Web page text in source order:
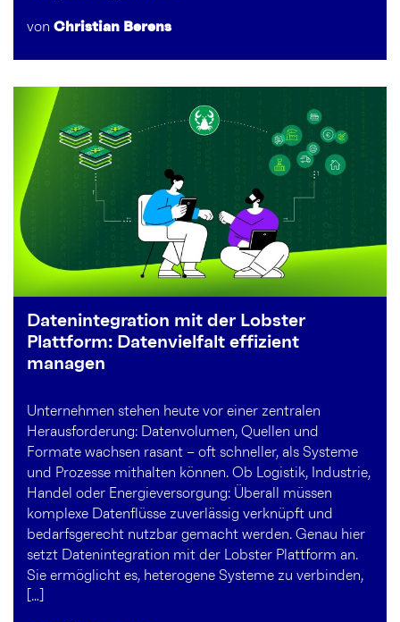
von Christian Berens
Datenintegration mit der Lobster
Plattform: Datenvielfalt effizient
managen
Unternehmen stehen heute vor einer zentralen
Herausforderung: Datenvolumen, Quellen und
Formate wachsen rasant – oft schneller, als Systeme
und Prozesse mithalten können. Ob Logistik, Industrie,
Handel oder Energieversorgung: Überall müssen
komplexe Datenflüsse zuverlässig verknüpft und
bedarfsgerecht nutzbar gemacht werden. Genau hier
setzt Datenintegration mit der Lobster Plattform an.
Sie ermöglicht es, heterogene Systeme zu verbinden,
[…]